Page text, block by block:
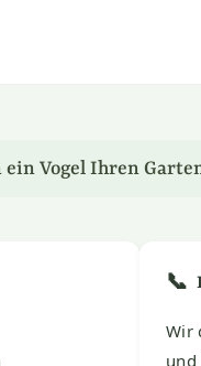
Vogel Ihren
📞
Wir
und